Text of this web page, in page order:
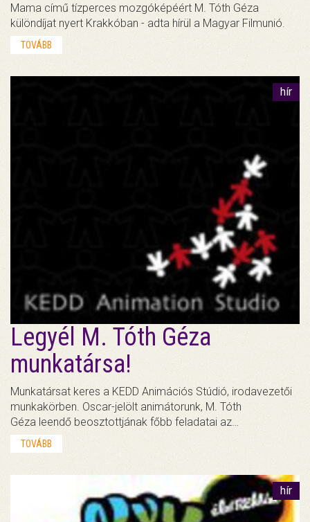
Mama című tízperces mozgóképéért M. Tóth Géza
különdíjat nyert Krakkóban - adta hírül a Magyar Filmunió.
TOVÁBB
hír
Legyél M. Tóth Géza
munkatársa!
Munkatársat keres a KEDD Animációs Stúdió, irodavezetői
munkakörben. Oscar-jelölt animátorunk, M. Tóth
Géza leendő beosztottjának főbb feladatai az…
TOVÁBB
hír